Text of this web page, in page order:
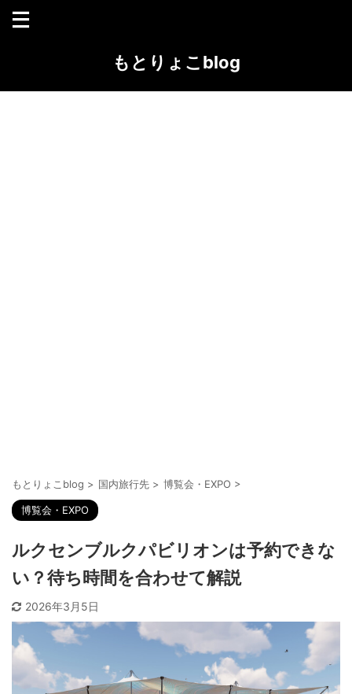
もとりょこblog
もとりょこblog > 国内旅行先 > 博覧会・EXPO >
博覧会・EXPO
ルクセンブルクパビリオンは予約できな
い？待ち時間を合わせて解説
2026年3月5日